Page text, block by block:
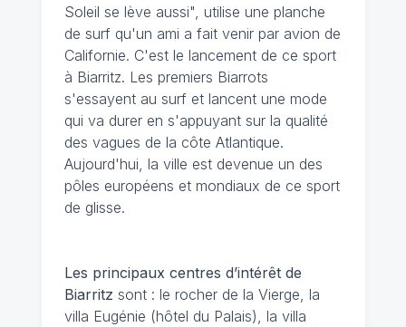
Soleil se lève aussi", utilise une planche
de surf qu'un ami a fait venir par avion de
Californie. C'est le lancement de ce sport
à Biarritz. Les premiers Biarrots
s'essayent au surf et lancent une mode
qui va durer en s'appuyant sur la qualité
des vagues de la côte Atlantique.
Aujourd'hui, la ville est devenue un des
pôles européens et mondiaux de ce sport
de glisse.
Les principaux centres d’intérêt de
Biarritz sont : le rocher de la Vierge, la
villa Eugénie (hôtel du Palais), la villa